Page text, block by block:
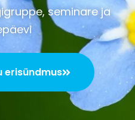
seminare ja
erisündmus